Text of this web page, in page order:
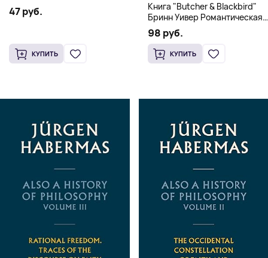
47 руб.
КУПИТЬ
Книга "Butcher & Blackbird"
Бринн Уивер Романтическая
комедия о серийных убийцах
(18+)
98 руб.
КУПИТЬ